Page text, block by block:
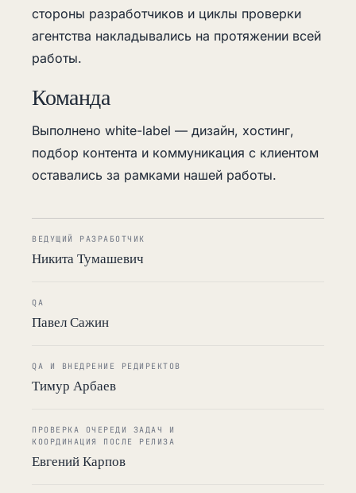
стороны разработчиков и циклы проверки
агентства накладывались на протяжении всей
работы.
Команда
Выполнено white-label — дизайн, хостинг,
подбор контента и коммуникация с клиентом
оставались за рамками нашей работы.
ВЕДУЩИЙ РАЗРАБОТЧИК
Никита Тумашевич
QA
Павел Сажин
QA И ВНЕДРЕНИЕ РЕДИРЕКТОВ
Тимур Арбаев
ПРОВЕРКА ОЧЕРЕДИ ЗАДАЧ И
КООРДИНАЦИЯ ПОСЛЕ РЕЛИЗА
Евгений Карпов